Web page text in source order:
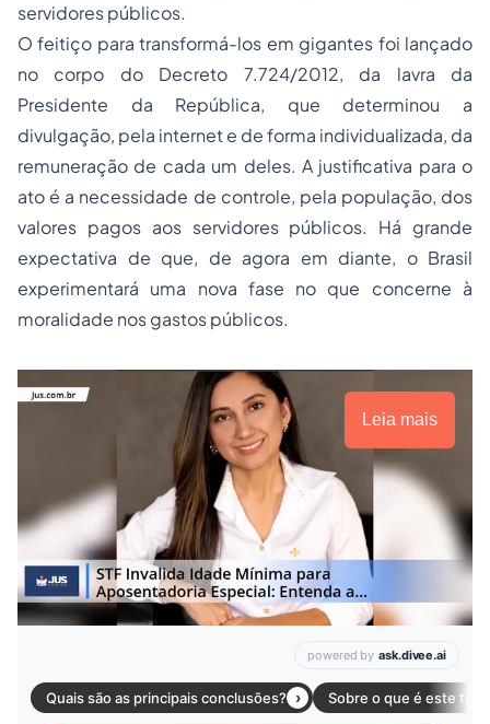
servidores públicos.
O feitiço para transformá-los em gigantes foi lançado
no corpo do Decreto 7.724/2012, da lavra da
Presidente da República, que determinou a
divulgação, pela internet e de forma individualizada, da
remuneração de cada um deles. A justificativa para o
ato é a necessidade de controle, pela população, dos
valores pagos aos servidores públicos. Há grande
expectativa de que, de agora em diante, o Brasil
experimentará uma nova fase no que concerne à
moralidade nos gastos públicos.
Leia mais